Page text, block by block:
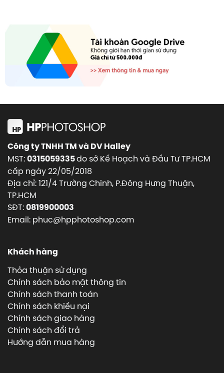
Công ty TNHH TM và DV Halley
MST:0315059335do sở Kế Hoạch và Đầu Tư TP.HCM
cấp ngày 22/05/2018
Địa chỉ: 121/4 Trường Chinh, P.Đông Hưng Thuận,
TP.HCM
SĐT:0819900003
Email: phuc@hpphotoshop.com
Khách hàng
Thỏa thuận sử dụng
Chính sách bảo mật thông tin
Chính sách thanh toán
Chính sách khiếu nại
Chính sách giao hàng
Chính sách đổi trả
Hướng dẫn mua hàng